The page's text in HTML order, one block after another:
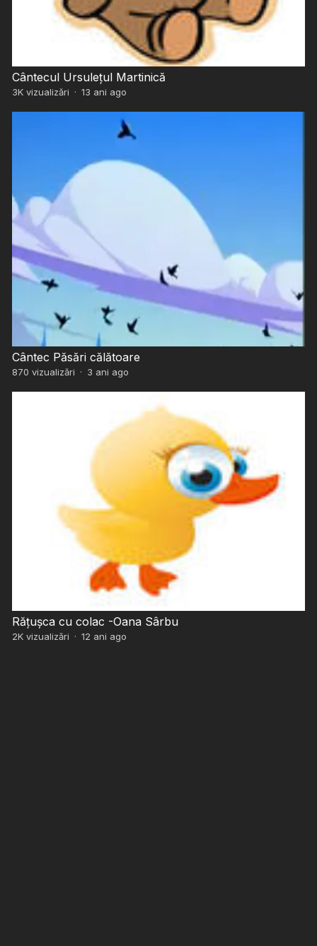
Cântecul Ursulețul Martinică
3Kvizualizări · 13 ani ago
Cântec Păsări călătoare
870 vizualizări · 3 ani ago
Rățușca cu colac -Oana Sârbu
2Kvizualizări · 12 ani ago